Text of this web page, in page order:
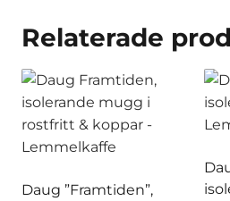
Relaterade
Daug ”Framtiden”,